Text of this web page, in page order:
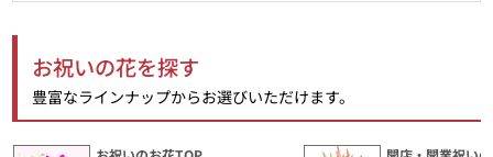
お祝いの花を探す
豊富なラインナップからお選びいただけます。